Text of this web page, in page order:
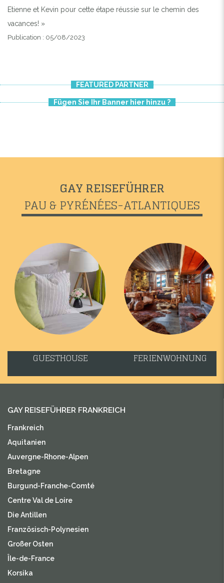
Etienne et Kevin pour cette étape réussie sur le chemin des
vacances! »
Publication : 05/08/2023
FEATURED PARTNER
Fügen Sie Ihr Banner hier hinzu ?
GAY REISEFÜHRER
PAU & PYRÉNÉES-ATLANTIQUES
GUESTHOUSE FERIENWOHNUNG
GAY REISEFÜHRER FRANKREICH
Frankreich
Aquitanien
Auvergne-Rhone-Alpen
Bretagne
Burgund-Franche-Comté
Centre Val de Loire
Die Antillen
Französisch-Polynesien
Großer Osten
Île-de-France
Korsika